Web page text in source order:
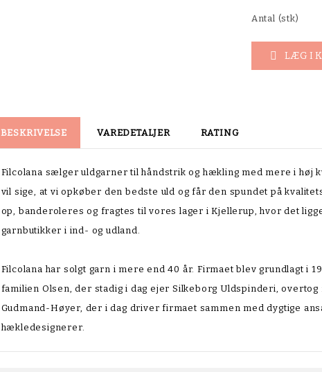
Antal (stk)
 LÆG I
BESKRIVELSE VAREDETALJER RATING
Filcolana sælger uldgarner til håndstrik og hækling med mere i
vil sige, at vi opkøber den bedste uld og får den spundet på
op, banderoleres og fragtes til vores lager i Kjellerup, hvor det
garnbutikker i ind- og udland.
Filcolana har solgt garn i mere end 40 år. Firmaet blev grundlagt i
familien Olsen, der stadig i dag ejer Silkeborg Uldspinderi,
Gudmand-Høyer, der i dag driver firmaet sammen med dygtige
hækledesignerer.